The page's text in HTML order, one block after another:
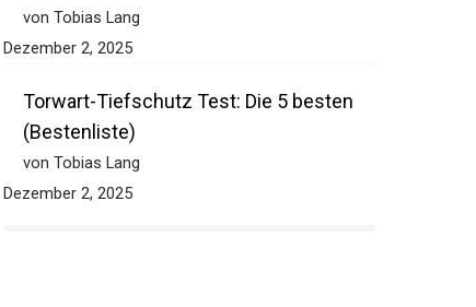
von Tobias Lang
Dezember 2, 2025
Torwart-Tiefschutz Test: Die 5 besten
(Bestenliste)
von Tobias Lang
Dezember 2, 2025